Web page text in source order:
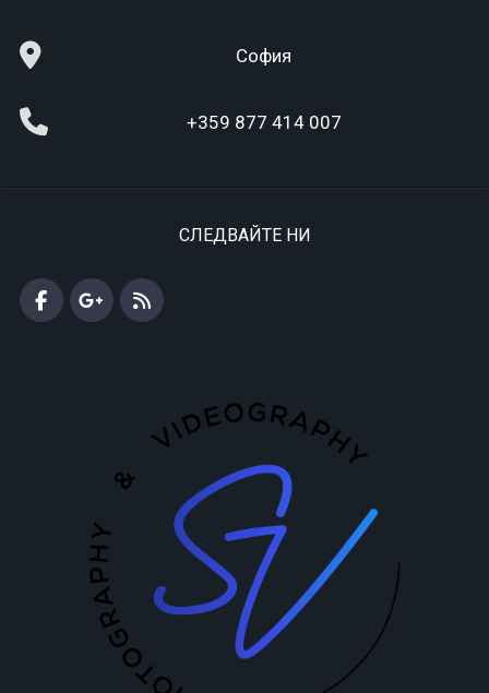
София
+359 877 414 007
СЛЕДВАЙТЕ НИ